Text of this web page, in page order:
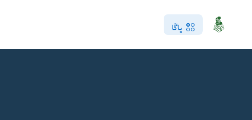
ڀاڱا